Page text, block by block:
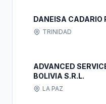
DANEISA CADARIO
TRINIDAD
ADVANCED
BOLIVIA S.R.L.
LA PAZ